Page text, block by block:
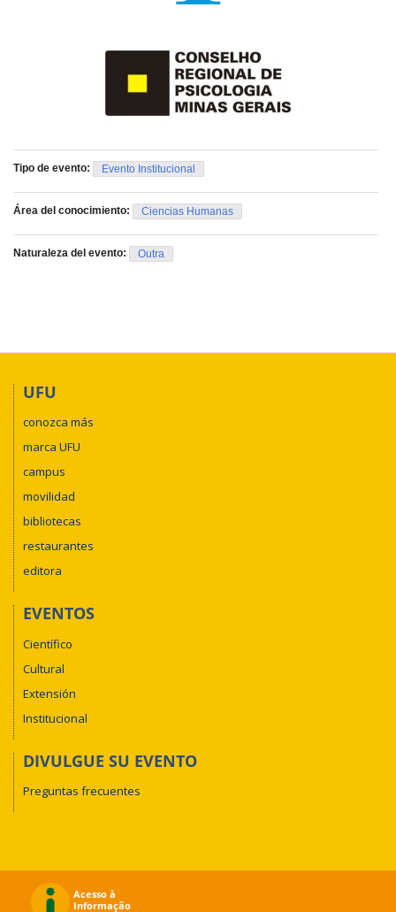
Tipo de evento: Evento Institucional
Área del conocimiento: Ciencias Humanas
Naturaleza del evento: Outra
UFU
conozca más
marca UFU
campus
movilidad
bibliotecas
restaurantes
editora
EVENTOS
Científico
Cultural
Extensión
Institucional
DIVULGUE SU EVENTO
Preguntas frecuentes